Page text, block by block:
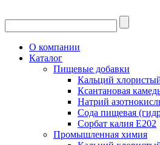
О компании
Каталог
Пищевые добавки
Кальций
Ксантановая
Натрий
Сода пищевая
Сорбат калия Е202
Промышленная химия